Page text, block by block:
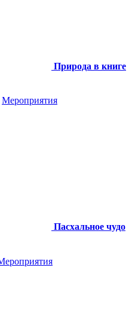
Природа в книге
Мероприятия
Пасхальное чудо